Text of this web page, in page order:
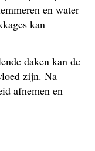
en water
kan
daken kan de
zijn. Na
afnemen en